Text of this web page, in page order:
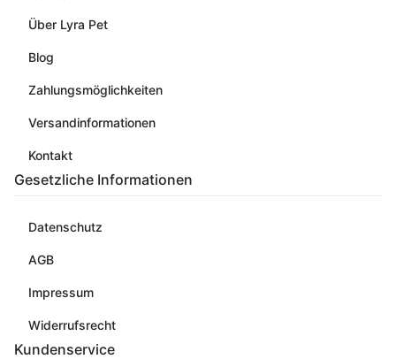
Über Lyra Pet
Blog
Zahlungsmöglichkeiten
Versandinformationen
Kontakt
Gesetzliche Informationen
Datenschutz
AGB
Impressum
Widerrufsrecht
Kundenservice